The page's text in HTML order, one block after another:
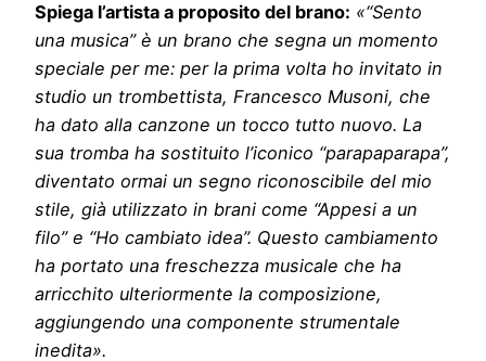
Spiega l’artista a proposito del brano: «“Sento
una musica” è un brano che segna un momento
speciale per me: per la prima volta ho invitato in
studio un trombettista, Francesco Musoni, che
ha dato alla canzone un tocco tutto nuovo. La
sua tromba ha sostituito l’iconico “parapaparapa”,
diventato ormai un segno riconoscibile del mio
stile, già utilizzato in brani come “Appesi a un
filo” e “Ho cambiato idea”. Questo cambiamento
ha portato una freschezza musicale che ha
arricchito ulteriormente la composizione,
aggiungendo una componente strumentale
inedita».